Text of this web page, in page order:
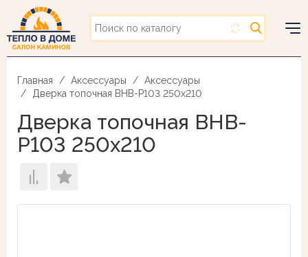
Перейти
основному
содержанию
Главная Аксессуары
Аксессуары
Дверка топочная BHB-P103 250х210
Дверка топочная BHB-
P103 250х210